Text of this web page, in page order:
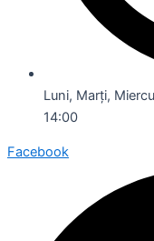
Luni, Marți,
14:00
Facebook